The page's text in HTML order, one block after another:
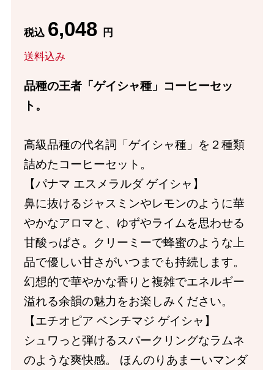
税込 6,048 円
送料込み
品種の王者「ゲイシャ種」コーヒーセッ
ト。
高級品種の代名詞「ゲイシャ種」を２種類
詰めたコーヒーセット。
【パナマ エスメラルダ ゲイシャ】
鼻に抜けるジャスミンやレモンのように華
やかなアロマと、ゆずやライムを思わせる
甘酸っぱさ。クリーミーで蜂蜜のような上
品で優しい甘さがいつまでも持続します。
幻想的で華やかな香りと複雑でエネルギー
溢れる余韻の魅力をお楽しみください。
【エチオピア ベンチマジ ゲイシャ】
シュワっと弾けるスパークリングなラムネ
のような爽快感。 ほんのりあまーいマンダ